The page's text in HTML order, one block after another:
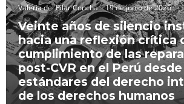
Valeria del Pilar Concha 19 de junio de 2026
Veinte años de silencio
hacia una reflexión crítica
cumplimiento de las
post-CVR en el Perú
estándares del derecho
de los derechos humanos